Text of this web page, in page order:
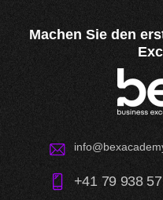
Machen Sie den
+41 79 938